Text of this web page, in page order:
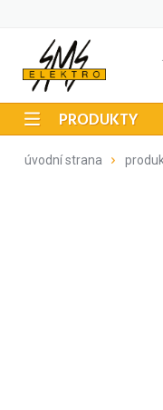
PRODUKTY
úvodní strana